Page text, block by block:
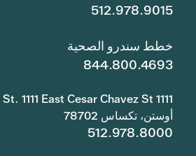
512.978.9015
خطط سندرو الصحية
844.800.4693
1111 East Cesar Chavez St. 1111 East Cesar Chavez St.
أوستن، تكساس 78702
512.978.8000